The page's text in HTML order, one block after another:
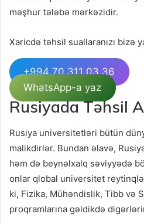
məşhur tələbə mərkəzidir.
Xaricdə təhsil suallaranızı bizə
+994 70 311 03 36
WhatsApp-a yaz
Rusiyada Təhsil
Rusiya universitetləri bütün
malikdirlər. Bundan əlavə,
həm də beynəlxalq səviyyədə
onlar qlobal universitet
ki, Fizika, Mühəndislik, Tibb və
proqramlarına gəldikdə